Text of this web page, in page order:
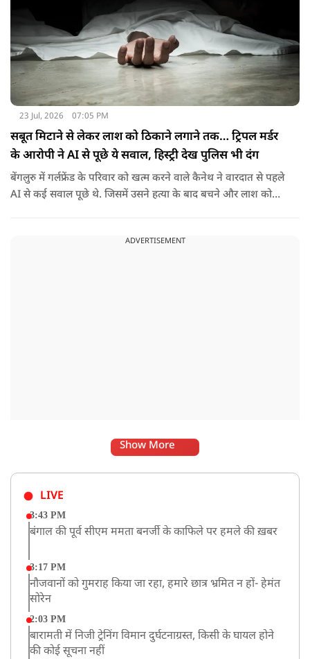
23 Jul, 2026 07:05 PM
सबूत मिटाने से लेकर लाश को ठिकाने लगाने तक… ट्रिपल मर्डर
के आरोपी ने AI से पूछे ये सवाल, हिस्ट्री देख पुलिस भी दंग
बेंगलुरु में गर्लफ्रेंड के परिवार को खत्म करने वाले कैनेथ ने वारदात से पहले
AI से कई सवाल पूछे थे. जिसमें उसने हत्या के बाद बचने और लाश को
ADVERTISEMENT
Show More
LIVE
3:43 PM
बंगाल की पूर्व सीएम ममता बनर्जी के काफिले पर हमले की ख़बर
3:17 PM
नौजवानों को गुमराह किया जा रहा, हमारे छात्र भ्रमित न हों- हेमंत
सोरेन
2:03 PM
बारामती में निजी ट्रेनिंग विमान दुर्घटनाग्रस्त, किसी के घायल होने
की कोई सूचना नहीं